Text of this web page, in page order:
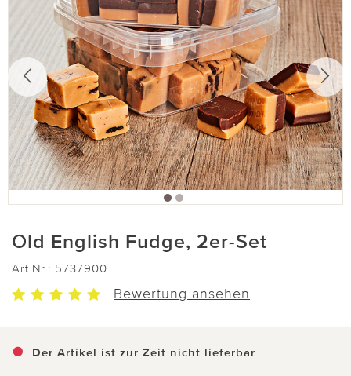
Old English Fudge, 2er-Set
Art.Nr.: 5737900
Bewertung ansehen
Der Artikel ist zur Zeit nicht lieferbar